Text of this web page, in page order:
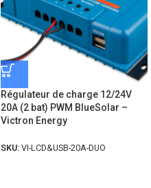
Régulateur de charge 12/24V
20A (2 bat) PWM BlueSolar –
Victron Energy
SKU: VI-LCD&USB-20A-DUO